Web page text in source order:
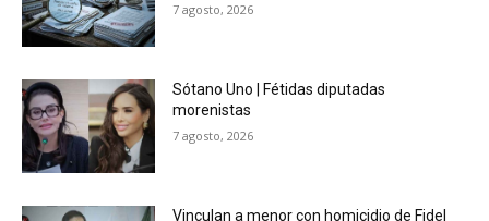
7 agosto, 2026
Sótano Uno | Fétidas diputadas
morenistas
7 agosto, 2026
Vinculan a menor con homicidio de Fidel